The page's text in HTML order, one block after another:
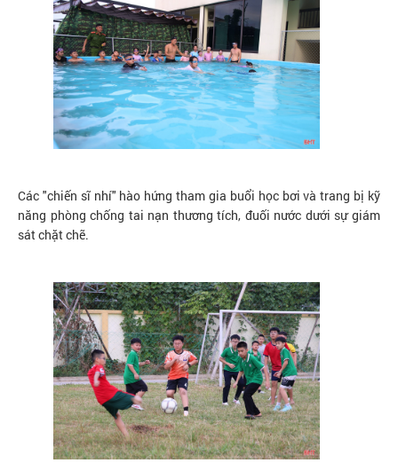
Các "chiến sĩ nhí" hào hứng tham gia buổi học bơi và trang bị kỹ
năng phòng chống tai nạn thương tích, đuối nước dưới sự giám
sát chặt chẽ.